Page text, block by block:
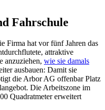
Fahrschule
Firma hat vor fünf Jahren das
attraktive
anzuziehen, wie sie damals
ausbauen: Damit sie
die Arbor AG offenbar Platz
Die Arbeitszone im
Quadratmeter erweitert